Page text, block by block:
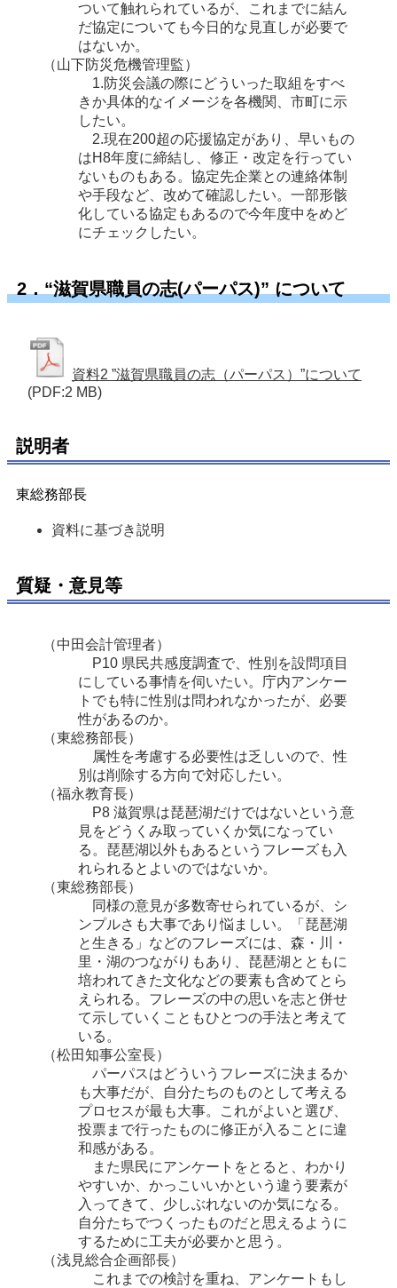
ついて触れられているが、これまでに結ん
だ協定についても今日的な見直しが必要で
はないか。
（山下防災危機管理監）
1.防災会議の際にどういった取組をすべ
きか具体的なイメージを各機関、市町に示
したい。
2.現在200超の応援協定があり、早いもの
はH8年度に締結し、修正・改定を行ってい
ないものもある。協定先企業との連絡体制
や手段など、改めて確認したい。一部形骸
化している協定もあるので今年度中をめど
にチェックしたい。
2．“滋賀県職員の志(パーパス)” について
資料2 ”滋賀県職員の志（パーパス）”について
(PDF:2 MB)
説明者
東総務部長
資料に基づき説明
質疑・意見等
（中田会計管理者）
P10 県民共感度調査で、性別を設問項目
にしている事情を伺いたい。庁内アンケー
トでも特に性別は問われなかったが、必要
性があるのか。
（東総務部長）
属性を考慮する必要性は乏しいので、性
別は削除する方向で対応したい。
（福永教育長）
P8 滋賀県は琵琶湖だけではないという意
見をどうくみ取っていくか気になってい
る。琵琶湖以外もあるというフレーズも入
れられるとよいのではないか。
（東総務部長）
同様の意見が多数寄せられているが、シ
ンプルさも大事であり悩ましい。「琵琶湖
と生きる」などのフレーズには、森・川・
里・湖のつながりもあり、琵琶湖とともに
培われてきた文化などの要素も含めてとら
えられる。フレーズの中の思いを志と併せ
て示していくこともひとつの手法と考えて
いる。
（松田知事公室長）
パーパスはどういうフレーズに決まるか
も大事だが、自分たちのものとして考える
プロセスが最も大事。これがよいと選び、
投票まで行ったものに修正が入ることに違
和感がある。
また県民にアンケートをとると、わかり
やすいか、かっこいいかという違う要素が
入ってきて、少しぶれないのか気になる。
自分たちでつくったものだと思えるように
するために工夫が必要かと思う。
（浅見総合企画部長）
これまでの検討を重ね、アンケートもし